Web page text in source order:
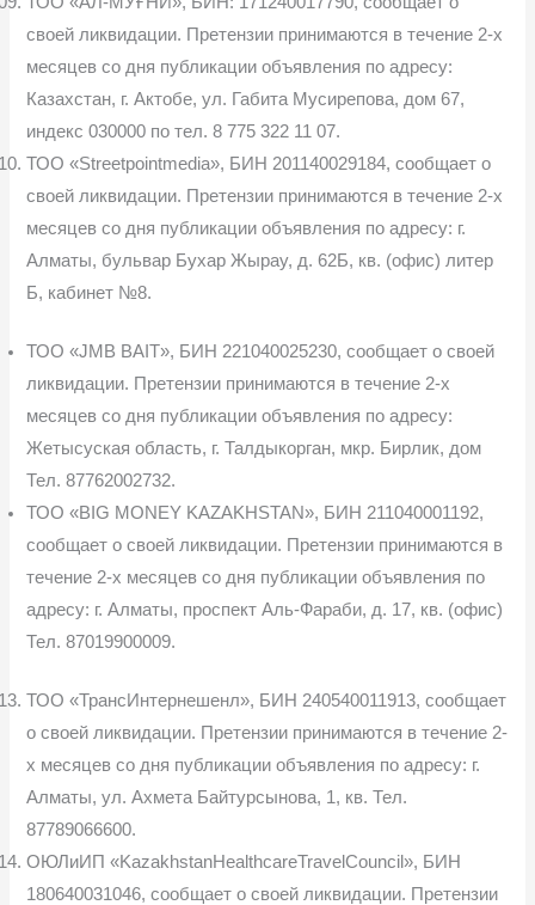
своей ликви­дации. Претензии принимаются в течение 2-х
месяцев со дня публикации объявления по адресу:
Казахстан, г. Актобе, ул. Габита Мусирепова, дом 67,
индекс 030000 по тел. 8 775 322 11 07.
ТОО «Streetpointmedia», БИН 201140029184, сообщает о
своей ликвидации. Претензии принимаются в течение 2-х
месяцев со дня пу­бликации объявления по адресу: г.
Алматы, бульвар Бухар Жырау, д. 62Б, кв. (офис) литер
Б, кабинет №8.
ТОО «JMB BAIT», БИН 221040025230, сообщает о своей
ликви­дации. Претензии принимаются в течение 2-х
месяцев со дня публикации объявления по адресу:
Жетысуская область, г. Талдыкорган, мкр. Бирлик, дом
Тел. 87762002732.
ТОО «BIG MONEY KAZAKHSTAN», БИН 211040001192,
сообщает о своей ликвидации. Претензии принимаются в
течение 2-х месяцев со дня публикации объявления по
адресу: г. Алматы, проспект Аль-Фараби, д. 17, кв. (офис)
Тел. 87019900009.
ТОО «ТрансИнтернешенл», БИН 240540011913, сообщает
о своей ликвидации. Претензии принимаются в течение 2-
х месяцев со дня публика­ции объявления по адресу: г.
Алматы, ул. Ахмета Байтурсынова, 1, кв. Тел.
87789066600.
ОЮЛиИП «KazakhstanHealthcareTravelCouncil», БИН
180640031046, сообщает о своей ликвидации. Претензии